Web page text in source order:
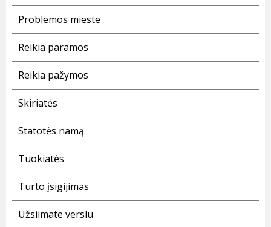
Problemos mieste
Reikia paramos
Reikia pažymos
Skiriatės
Statotės namą
Tuokiatės
Turto įsigijimas
Užsiimate verslu